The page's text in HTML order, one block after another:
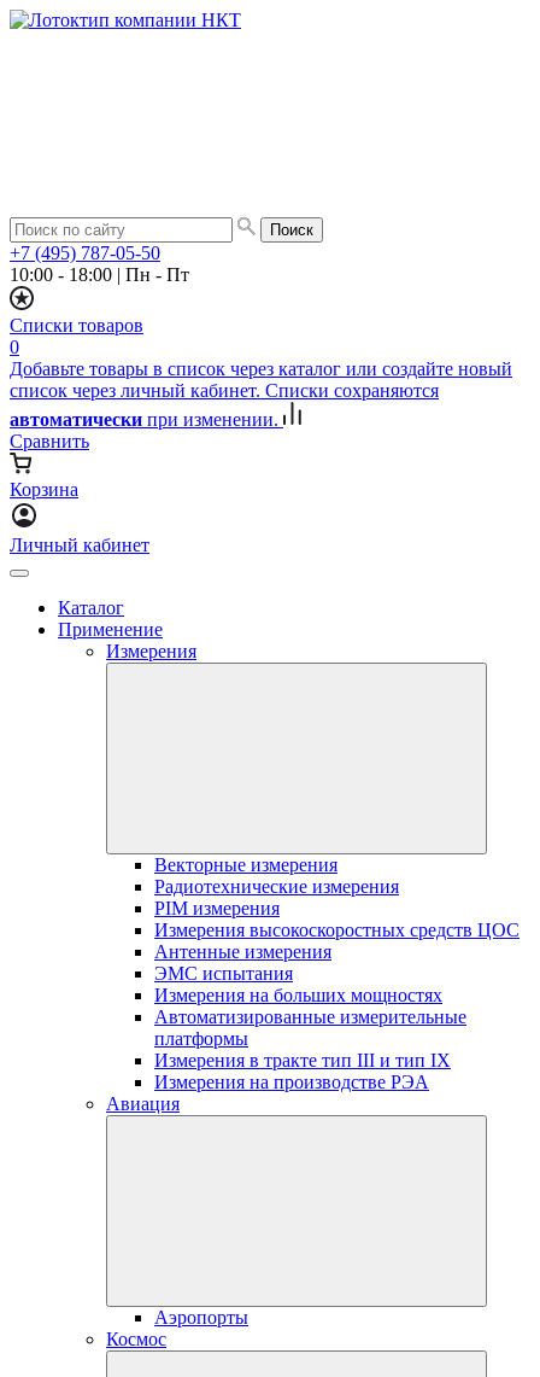
+7 (495) 787-05-50
10:00 - 18:00 | Пн - Пт
Списки товаров
0
Добавьте товары в список через каталог или создайте новый
список через личный кабинет. Списки сохраняются
автоматически при изменении.
Сравнить
Корзина
Личный кабинет
Каталог
Применение
Измерения
Векторные измерения
Радиотехнические измерения
PIM измерения
Измерения высокоскоростных средств ЦОС
Антенные измерения
ЭМС испытания
Измерения на больших мощностях
Автоматизированные измерительные
платформы
Измерения в тракте тип III и тип IX
Измерения на производстве РЭА
Авиация
Аэропорты
Космос